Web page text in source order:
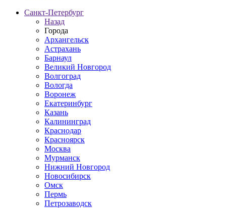
Санкт-Петербург
Назад
Города
Архангельск
Астрахань
Барнаул
Великий Новгород
Волгоград
Вологда
Воронеж
Екатеринбург
Казань
Калининград
Краснодар
Красноярск
Москва
Мурманск
Нижний Новгород
Новосибирск
Омск
Пермь
Петрозаводск